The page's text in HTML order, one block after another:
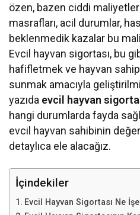
özen, bazen ciddi
masrafları, acil durumlar,
beklenmedik kazalar bu
Evcil hayvan sigortası, bu
hafifletmek ve hayvan
sunmak amacıyla
yazıda evcil hayvan
hangi durumlarda fayda
evcil hayvan sahibinin
detaylıca ele alacağız.
İçindekiler
Evcil Hayvan Sigortası Ne